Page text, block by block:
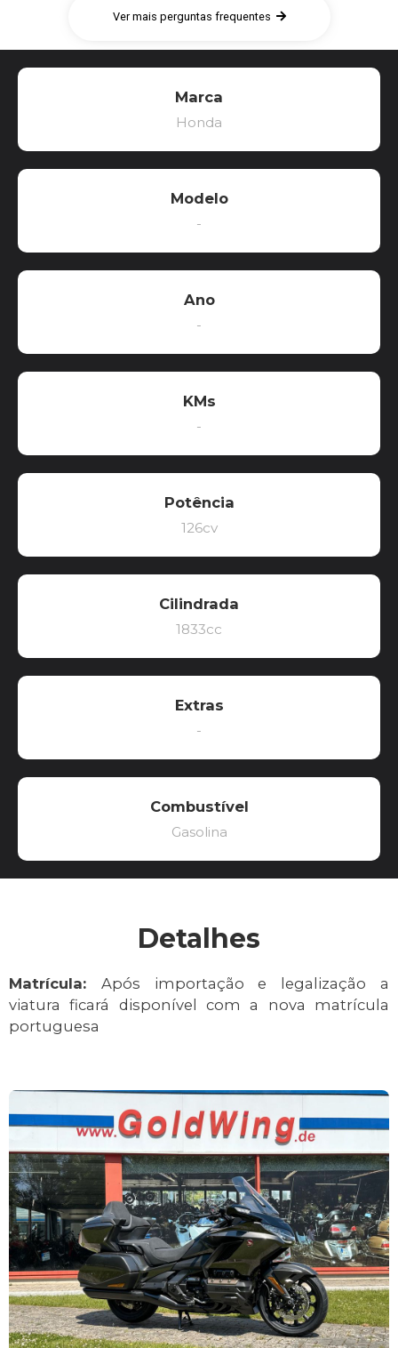
Ver mais perguntas frequentes
Marca
Honda
Modelo
-
Ano
-
KMs
-
Potência
126cv
Cilindrada
1833cc
Extras
-
Combustível
Gasolina
Detalhes
Matrícula: Após importação e legalização a
viatura ficará disponível com a nova matrícula
portuguesa